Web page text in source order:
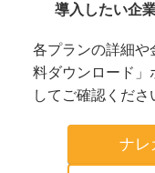
導入したい企
各プランの詳細や
料ダウンロード」
してご確認くださ
ナレ